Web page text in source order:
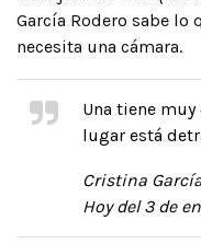
García Rodero sabe lo
necesita una cámara.
Una tiene
lugar está
Cristina
Hoy del 3 de